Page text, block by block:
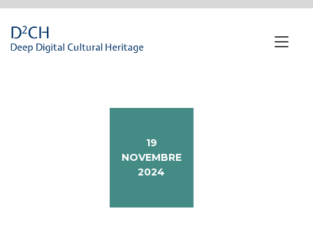
contenuto
19
NOVEMBRE
2024